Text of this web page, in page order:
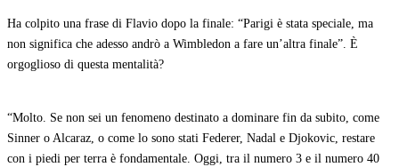
Ha colpito una frase di Flavio dopo la finale: “Parigi è stata speciale, ma
non significa che adesso andrò a Wimbledon a fare un’altra finale”. È
orgoglioso di questa mentalità?
“Molto. Se non sei un fenomeno destinato a dominare fin da subito, come
Sinner o Alcaraz, o come lo sono stati Federer, Nadal e Djokovic, restare
con i piedi per terra è fondamentale. Oggi, tra il numero 3 e il numero 40